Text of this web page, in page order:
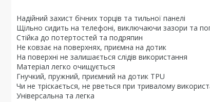
Надійний захист бічних торців та тильної панелі
Щільно сидить на телефоні, виключаючи зазори та
Стійка до потертостей та подряпин
Не ковзає на поверхнях, приємна на дотик
На поверхні не залишається слідів використання
Матеріал легко очищується
Гнучкий, пружний, приємний на дотик TPU
Чи не тріскається, не рветься при тривалому
Універсальна та легка